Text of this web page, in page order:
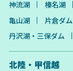
神流湖
榛名湖
亀山湖
片倉ダム
丹沢湖・三保ダム
北陸・甲信越